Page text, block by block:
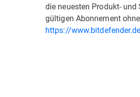
die neuesten Produkt-
gültigen Abonnement
https://